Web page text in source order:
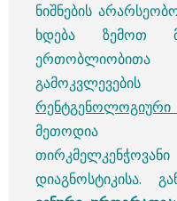
ნიშნების
ხდება ზემოთ
მეთოდია
დიაგნოსტიკისა.